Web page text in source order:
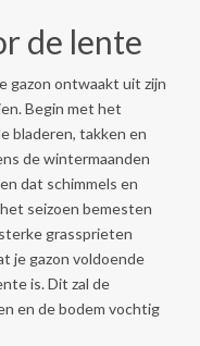
de lente
gazon ontwaakt uit zijn
Begin met het
bladeren, takken en
de wintermaanden
dat schimmels en
seizoen bemesten
grassprieten
je gazon voldoende
is. Dit zal de
en de bodem vochtig